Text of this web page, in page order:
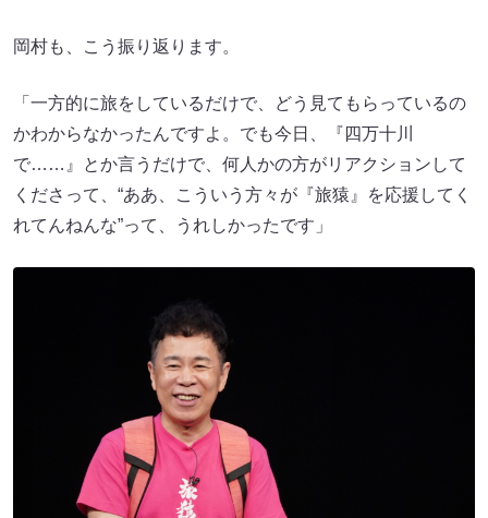
岡村も、こう振り返ります。
「一方的に旅をしているだけで、どう見てもらっているの
かわからなかったんですよ。でも今日、『四万十川
で……』とか言うだけで、何人かの方がリアクションして
くださって、“ああ、こういう方々が『旅猿』を応援してく
れてんねんな”って、うれしかったです」